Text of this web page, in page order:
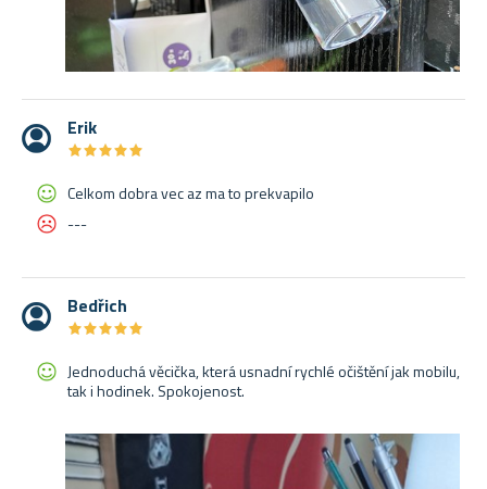
Erik
★★★★★
★★★★★
Celkom dobra vec az ma to prekvapilo
---
Bedřich
★★★★★
★★★★★
Jednoduchá věcička, která usnadní rychlé očištění jak mobilu,
tak i hodinek. Spokojenost.